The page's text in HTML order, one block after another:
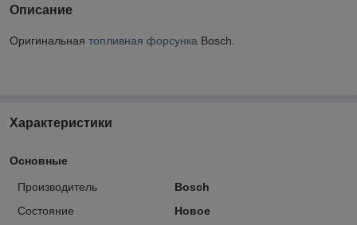
Описание
Оригинальная топливная форсунка Bosch.
Характеристики
Основные
Производитель
Bosch
Состояние
Новое